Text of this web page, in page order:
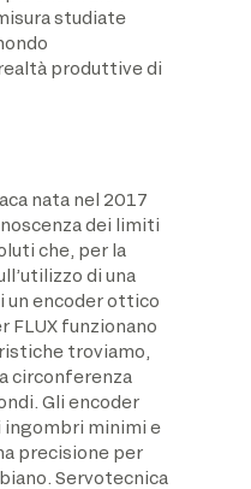
studiate
produttive di
nata nel 2017
dei limiti
che, per la
di una
un encoder ottico
FLUX funzionano
troviamo,
circonferenza
Gli encoder
ingombri minimi e
precisione per
Servotecnica